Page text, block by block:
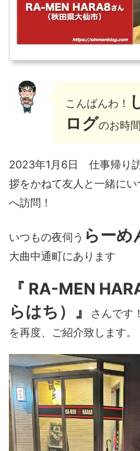
こんばんわ！
ログのお時
2023年1月6日 仕事帰り
拶をかねて友人と一緒に
へ訪問！
いつもの夜伺う らーめ
大曲中通町にあります
『 RA-MEN
らはち）』
さんです
を再度、ご紹介致します。